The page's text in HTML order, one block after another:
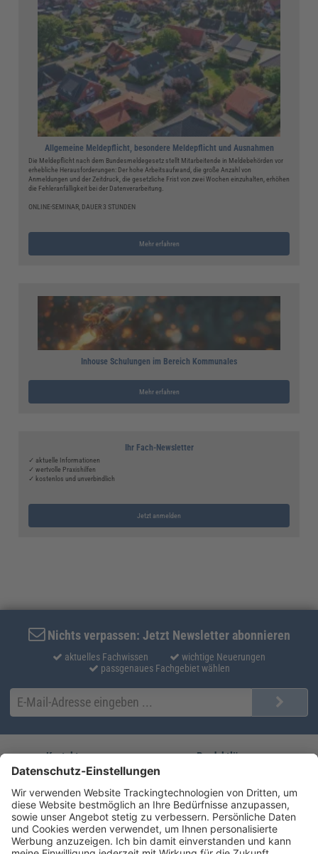
Allgemeine Meldepflicht, besondere Meldepflicht und Ausnahmen
Die Meldepflicht nach dem Bundesmeldegesetz stellt Mitarbeitende in Meldebehörden vor
erhebliche Herausforderungen: Der hohe Arbeitsaufwand, die große Anzahl von
Anmeldungen und der Zeitdruck, die gesetzliche Frist von zwei Wochen einzuhalten, erhöhen
die Fehleranfälligkeit bei der Datenverarbeitung.
ONLINE-SEMINAR, DAUER 3 STUNDEN
Mehr erfahren
Inhouse Schulungen im Bereich Kommunales
Mehr erfahren
Ihr Fach-Newsletter
✓ aktuelle Informationen
✓ wertvolle Praxishilfen
✓ kostenlos und unverbindlich
Jetzt anmelden
Nichts verpassen: Jetzt Newsletter abonnieren
aktuelles Fachwissen
wichtige Neuerungen
passgenaues Fachgebiet wählen
Kontakt
Sie erreichen uns unter:
(08233) 38 11 23
service@forum-verlag.com
Mo-Do 07:30 - 17:00 Uhr
Produktlösungen
AKADEMIE HERKERT
Unsere Marken